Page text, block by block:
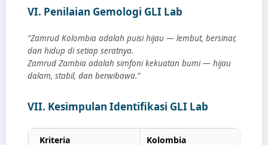
VI. Penilaian Gemologi GLI Lab
“Zamrud Kolombia adalah puisi hijau — lembut, bersinar,
dan hidup di setiap seratnya.
Zamrud Zambia adalah simfoni kekuatan bumi — hijau
dalam, stabil, dan berwibawa.”
VII. Kesimpulan Identifikasi GLI Lab
Kriteria Kolombia